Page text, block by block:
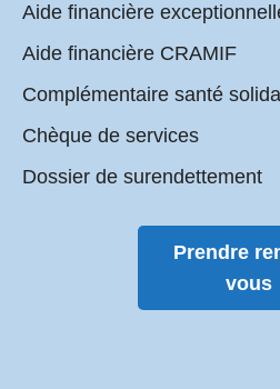
Aide financière
Aide financière CRAMIF
Complémentaire santé
Chèque de services
Dossier de surendettement
Prendre
vous